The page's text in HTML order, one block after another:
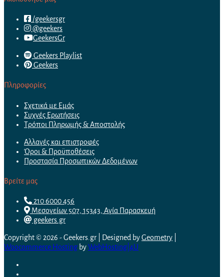
/geekersgr
@geekers
GeekersGr
Geekers Playlist
Geekers
Πληροφορίες
Σχετικά με Εμάς
Συχνές Ερωτήσεις
Τρόποι Πληρωμής & Αποστολής
Αλλαγές και επιστροφές
Όροι & Προϋποθέσεις
Προστασία Προσωπικών Δεδομένων
Βρείτε μας
210 6000 456
Μεσογείων 507, 15343, Αγία Παρασκευή
geekers.gr
Copyright © 2026 - Geekers.gr | Designed byGeometry
Woocommerce Hosting byWebHosting|4U